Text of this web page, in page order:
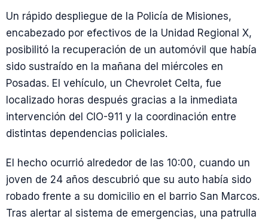
Un rápido despliegue de la Policía de Misiones,
encabezado por efectivos de la Unidad Regional X,
posibilitó la recuperación de un automóvil que había
sido sustraído en la mañana del miércoles en
Posadas. El vehículo, un Chevrolet Celta, fue
localizado horas después gracias a la inmediata
intervención del CIO-911 y la coordinación entre
distintas dependencias policiales.
El hecho ocurrió alrededor de las 10:00, cuando un
joven de 24 años descubrió que su auto había sido
robado frente a su domicilio en el barrio San Marcos.
Tras alertar al sistema de emergencias, una patrulla